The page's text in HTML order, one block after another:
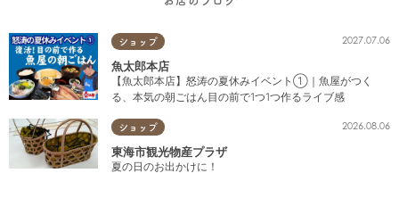
ショップ 2027.07.06
魚太郎本店
【魚太郎本店】怒涛の夏休みイベント①｜魚屋がつく
る、本気の朝ごはん目の前で1つ1つ作るライブ感
ショップ 2026.08.06
東海市観光物産プラザ
夏の日のお出かけに！